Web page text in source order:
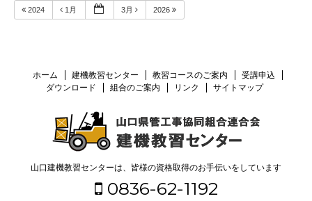
2024 1月 3月 2026
ホーム 建機教習センター 教習コースのご案内
受講申込
ダウンロード
組合のご案内 リンク サイトマップ
山口建機教習センターは、皆様の資格取得のお手伝いをしています
0836-62-1192